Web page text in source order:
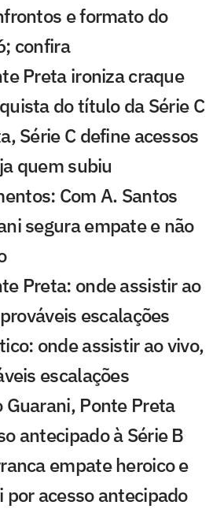
e formato do
confira
Preta ironiza craque
do título da Série C
Série C define acessos
quem subiu
Com A. Santos
segura empate e não
Preta: onde assistir ao
escalações
onde assistir ao vivo,
escalações
Guarani, Ponte Preta
antecipado à Série B
empate heroico e
por acesso antecipado